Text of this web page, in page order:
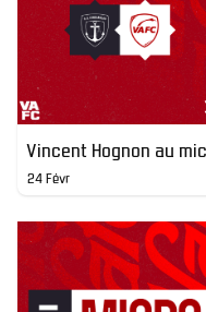
Vincent Hognon au
24 Févr